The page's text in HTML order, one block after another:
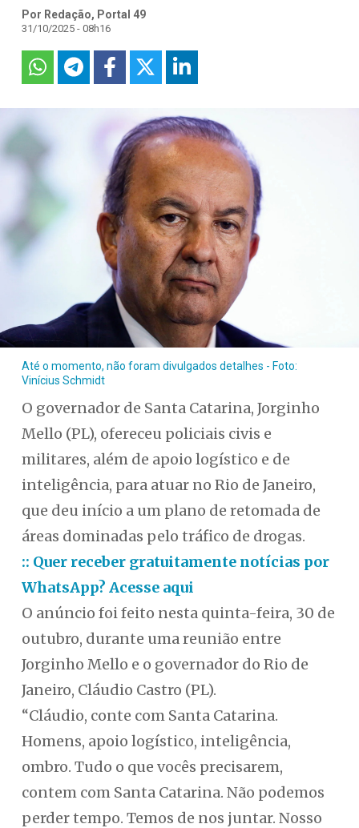
Por Redação, Portal 49
31/10/2025 - 08h16
Até o momento, não foram divulgados detalhes - Foto:
Vinícius Schmidt
O governador de Santa Catarina, Jorginho
Mello (PL), ofereceu policiais civis e
militares, além de apoio logístico e de
inteligência, para atuar no Rio de Janeiro,
que deu início a um plano de retomada de
áreas dominadas pelo tráfico de drogas.
:: Quer receber gratuitamente notícias por
WhatsApp? Acesse aqui
O anúncio foi feito nesta quinta-feira, 30 de
outubro, durante uma reunião entre
Jorginho Mello e o governador do Rio de
Janeiro, Cláudio Castro (PL).
“Cláudio, conte com Santa Catarina.
Homens, apoio logístico, inteligência,
ombro. Tudo o que vocês precisarem,
contem com Santa Catarina. Não podemos
perder tempo. Temos de nos juntar. Nosso